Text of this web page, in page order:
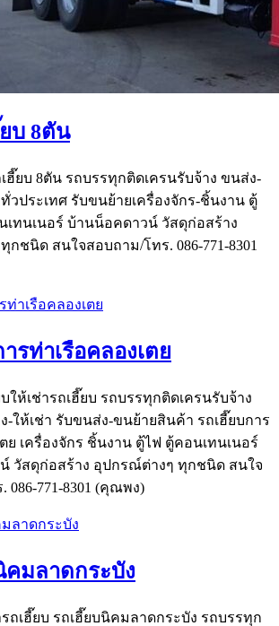
บ 8ตัน
ฮี๊ยบ 8ตัน รถบรรทุกติดเครนรับจ้าง ขนส่ง-
วประเทศ รับขนย้ายเครื่องจักร-ชิ้นงาน ตู้
ทนเนอร์ บ้านน็อคดาวน์ วัสดุก่อสร้าง
ชนิด สนใจสอบถาม/โทร. 086-771-8301
รท่าเรือคลองเตย
ให้เช่ารถเฮี๊ยบ รถบรรทุกติดเครนรับจ้าง
-ให้เช่า รับขนส่ง-ขนย้ายสินค้า รถเฮี๊ยบการ
ย เครื่องจักร ชิ้นงาน ตู้ไฟ ตู้คอนเทนเนอร์
วัสดุก่อสร้าง อุปกรณ์ต่างๆ ทุกชนิด สนใจ
086-771-8301 (คุณพง)
คมลาดกระบัง
ถเฮี๊ยบ รถเฮี๊ยบนิคมลาดกระบัง รถบรรทุก